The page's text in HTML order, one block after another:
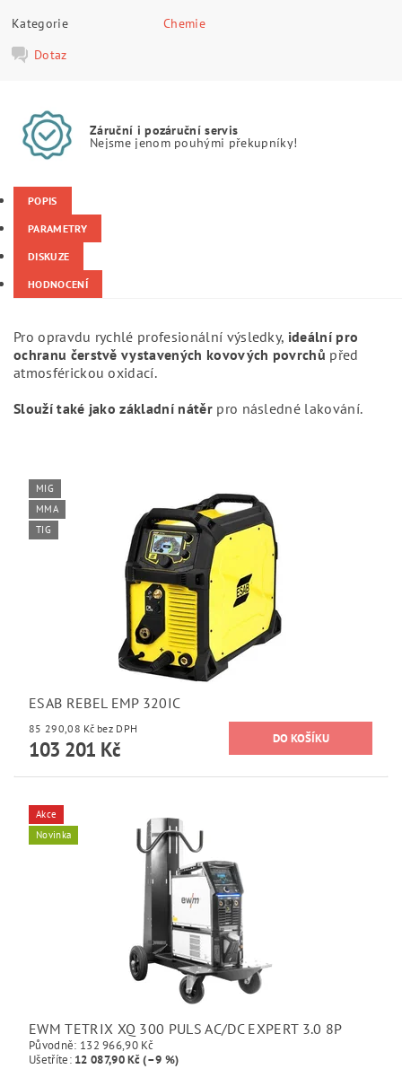
Kategorie
Chemie
Dotaz
Záruční i pozáruční servis
Nejsme jenom pouhými překupníky!
POPIS
PARAMETRY
DISKUZE
HODNOCENÍ
Pro opravdu rychlé profesionální výsledky, ideální pro
ochranu čerstvě vystavených kovových povrchů před
atmosférickou oxidací.
Slouží také jako základní nátěrpro následné lakování.
MIG
MMA
TIG
ESAB REBEL EMP 320IC
85 290,08 Kč bez DPH
103 201 Kč
Akce
Novinka
EWM TETRIX XQ 300 PULS AC/DC EXPERT 3.0 8P
Původně: 132 966,90 Kč
Ušetříte: 12 087,90 Kč (–9 %)